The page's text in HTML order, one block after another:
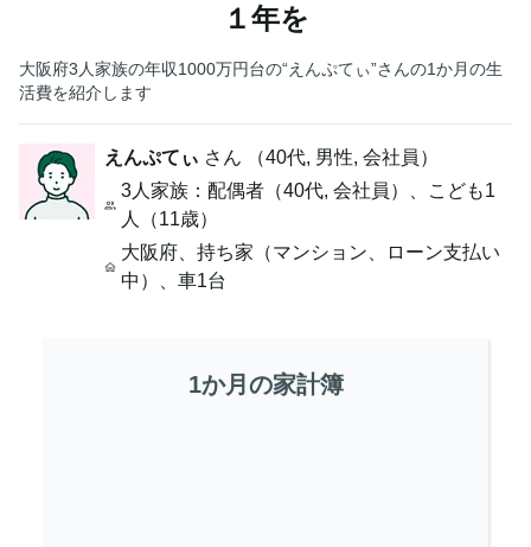
１年を
大阪府3人家族の年収1000万円台の“えんぷてぃ”さんの1か月の生
活費を紹介します
えんぷてぃ さん （40代, 男性, 会社員 ）
3人家族：配偶者（40代, 会社員）、こども1
人（11歳）
大阪府、 持ち家（マンション、ローン支払い
中）
車1台
1か月の家計簿